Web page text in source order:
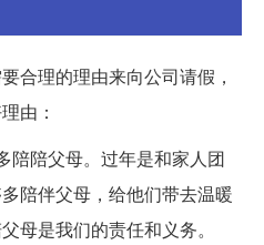
合理的理由来向公司请假，
由：
陪陪父母。过年是和家人团
陪伴父母，给他们带去温暖
母是我们的责任和义务。